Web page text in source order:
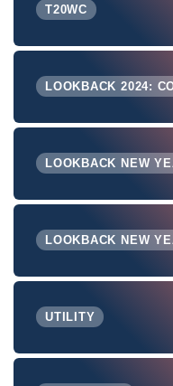
T20WC
LOOKBACK 2024:
LOOKBACK NEW
LOOKBACK NEW
UTILITY